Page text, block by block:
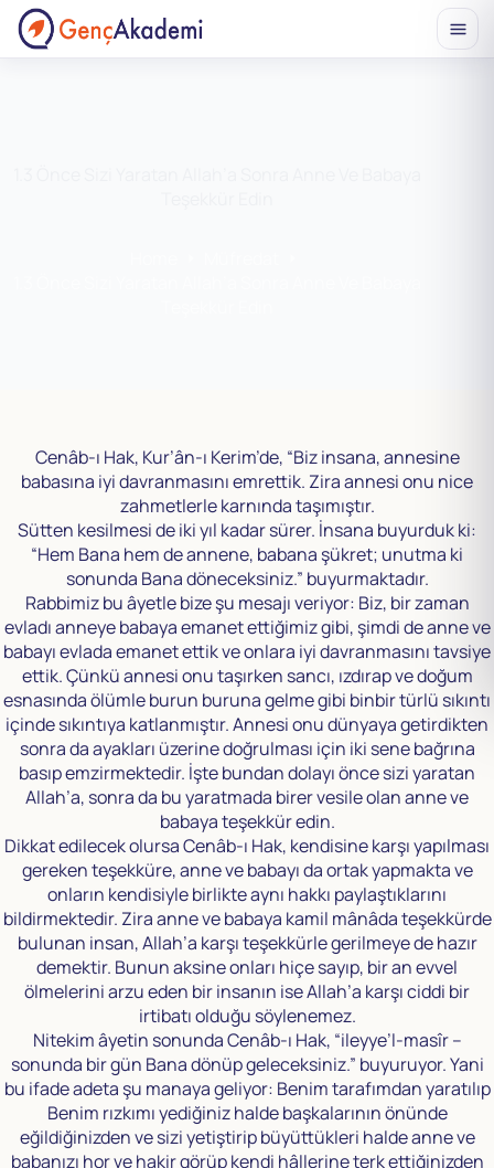
Cenâb-ı Hak, Kur’ân-ı Kerim’de, “Biz insana, annesine
babasına iyi davranmasını emrettik. Zira annesi onu nice
zahmetlerle karnında taşımıştır.
Sütten kesilmesi de iki yıl kadar sürer. İnsana buyurduk ki:
“Hem Bana hem de annene, babana şükret; unutma ki
sonunda Bana döneceksiniz.” buyurmaktadır.
Rabbimiz bu âyetle bize şu mesajı veriyor: Biz, bir zaman
evladı anneye babaya emanet ettiğimiz gibi, şimdi de anne ve
babayı evlada emanet ettik ve onlara iyi davranmasını tavsiye
ettik. Çünkü annesi onu taşırken sancı, ızdırap ve doğum
esnasında ölümle burun buruna gelme gibi binbir türlü sıkıntı
içinde sıkıntıya katlanmıştır. Annesi onu dünyaya getirdikten
sonra da ayakları üzerine doğrulması için iki sene bağrına
basıp emzirmektedir. İşte bundan dolayı önce sizi yaratan
Allah’a, sonra da bu yaratmada birer vesile olan anne ve
babaya teşekkür edin.
Dikkat edilecek olursa Cenâb-ı Hak, kendisine karşı yapılması
gereken teşekküre, anne ve babayı da ortak yapmakta ve
onların kendisiyle birlikte aynı hakkı paylaştıklarını
bildirmektedir. Zira anne ve babaya kamil mânâda teşekkürde
bulunan insan, Allah’a karşı teşekkürle gerilmeye de hazır
demektir. Bunun aksine onları hiçe sayıp, bir an evvel
ölmelerini arzu eden bir insanın ise Allah’a karşı ciddi bir
irtibatı olduğu söylenemez.
Nitekim âyetin sonunda Cenâb-ı Hak, “ileyye’l-masîr –
sonunda bir gün Bana dönüp geleceksiniz.” buyuruyor. Yani
bu ifade adeta şu manaya geliyor: Benim tarafımdan yaratılıp
Benim rızkımı yediğiniz halde başkalarının önünde
eğildiğinizden ve sizi yetiştirip büyüttükleri halde anne ve
babanızı hor ve hakir görüp kendi hâllerine terk ettiğinizden